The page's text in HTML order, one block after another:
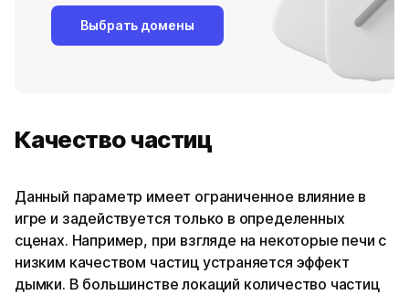
Выбрать домены
Качество частиц
Данный параметр имеет ограниченное влияние в
игре и задействуется только в определенных
сценах. Например, при взгляде на некоторые печи с
низким качеством частиц устраняется эффект
дымки. В большинстве локаций количество частиц